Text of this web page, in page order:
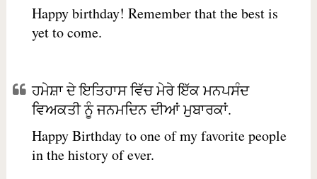
Happy birthday! Remember that the best is
yet to come.
ਹਮੇਸ਼ਾ ਦੇ ਇਤਿਹਾਸ ਵਿੱਚ ਮੇਰੇ ਇੱਕ ਮਨਪਸੰਦ
ਵਿਅਕਤੀ ਨੂੰ ਜਨਮਦਿਨ ਦੀਆਂ ਮੁਬਾਰਕਾਂ.
Happy Birthday to one of my favorite people
in the history of ever.